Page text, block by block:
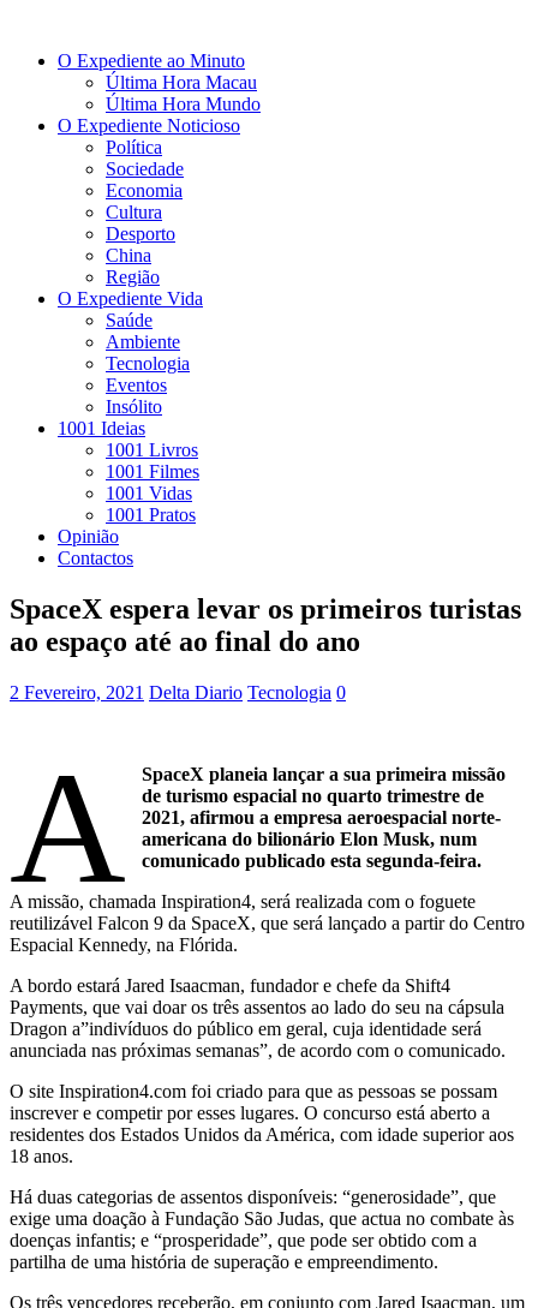
O Expediente ao Minuto
Última Hora Macau
Última Hora Mundo
O Expediente Noticioso
Política
Sociedade
Economia
Cultura
Desporto
China
Região
O Expediente Vida
Saúde
Ambiente
Tecnologia
Eventos
Insólito
1001 Ideias
1001 Livros
1001 Filmes
1001 Vidas
1001 Pratos
Opinião
Contactos
SpaceX espera levar os primeiros turistas
ao espaço até ao final do ano
2 Fevereiro, 2021 Delta Diario Tecnologia 0
A
SpaceX planeia lançar a sua primeira missão
de turismo espacial no quarto trimestre de
2021, afirmou a empresa aeroespacial norte-
americana do bilionário Elon Musk, num
comunicado publicado esta segunda-feira.
A missão, chamada Inspiration4, será realizada com o foguete
reutilizável Falcon 9 da SpaceX, que será lançado a partir do Centro
Espacial Kennedy, na Flórida.
A bordo estará Jared Isaacman, fundador e chefe da Shift4
Payments, que vai doar os três assentos ao lado do seu na cápsula
Dragon a”indivíduos do público em geral, cuja identidade será
anunciada nas próximas semanas”, de acordo com o comunicado.
O site Inspiration4.com foi criado para que as pessoas se possam
inscrever e competir por esses lugares. O concurso está aberto a
residentes dos Estados Unidos da América, com idade superior aos
18 anos.
Há duas categorias de assentos disponíveis: “generosidade”, que
exige uma doação à Fundação São Judas, que actua no combate às
doenças infantis; e “prosperidade”, que pode ser obtido com a
partilha de uma história de superação e empreendimento.
Os três vencedores receberão, em conjunto com Jared Isaacman, um